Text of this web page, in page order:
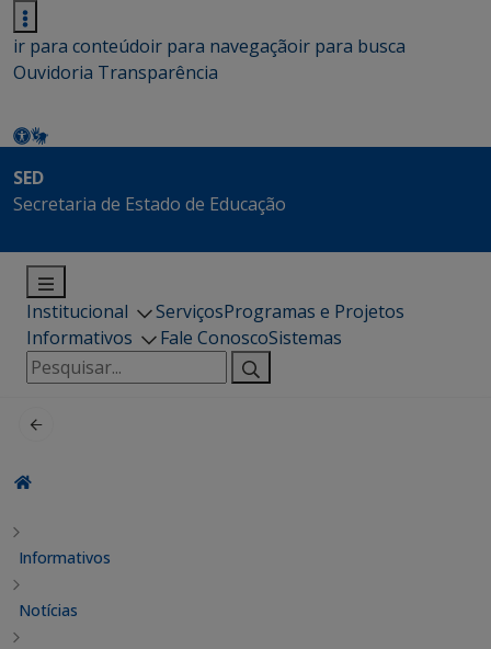
ir para conteúdoir para navegaçãoir para busca
Ouvidoria Transparência
SED
Secretaria de Estado de Educação
Institucional ServiçosProgramas e Projetos
Informativos
Fale ConoscoSistemas
Pesquisar
por:
Informativos
Notícias